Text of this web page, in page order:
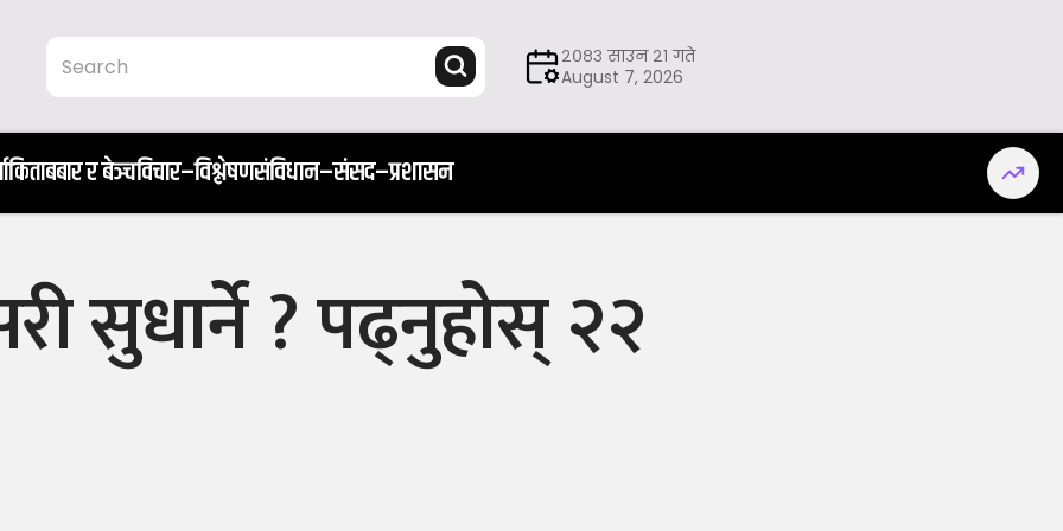
२०८३ साउन २१ गते
August 7, 2026
किताबबार र बेञ्चविचार–विश्लेषणसंविधान–संसद–प्रशासन
सुधार्ने ? पढ्नुहोस् २२